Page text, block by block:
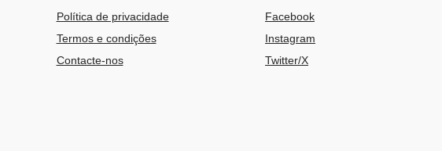
Política de privacidade
Termos e condições
Contacte-nos
Facebook
Instagram
Twitter/X